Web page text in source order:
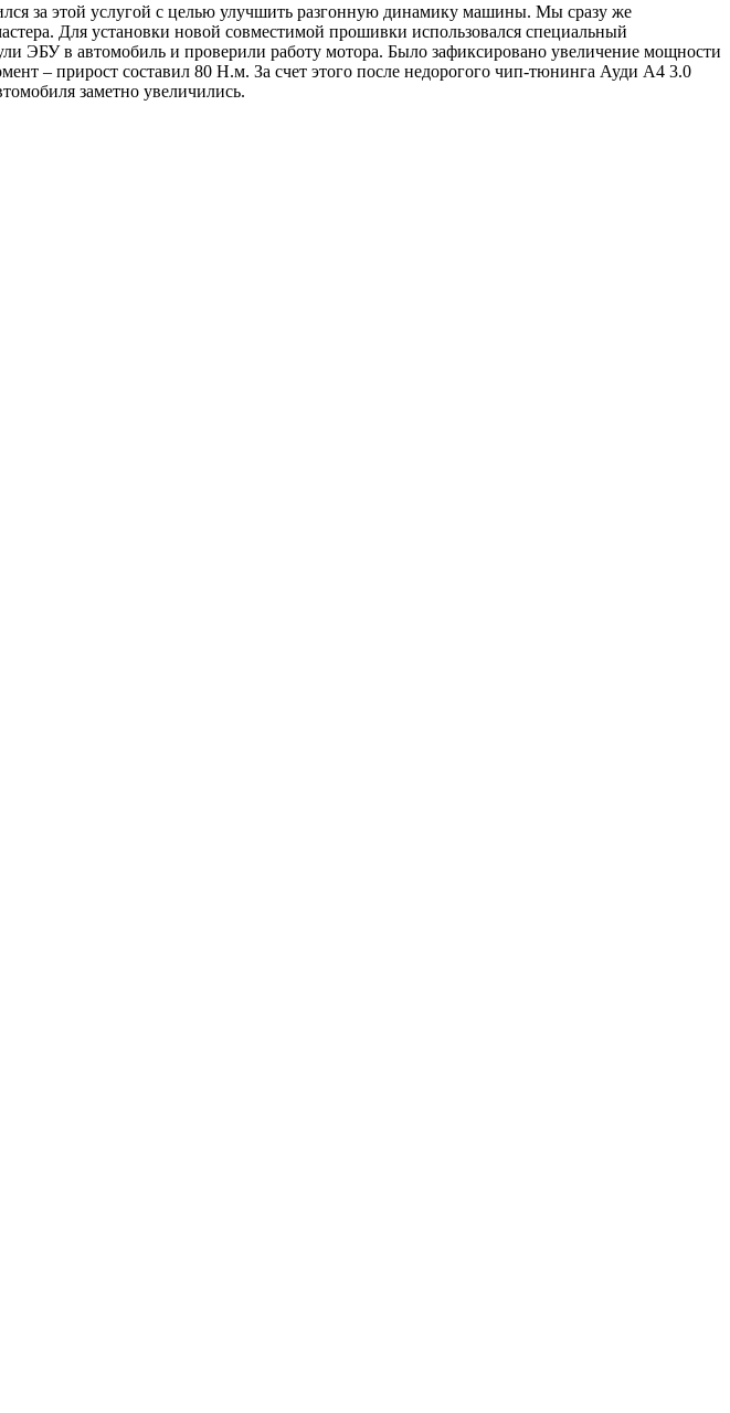
за этой услугой с целью улучшить разгонную динамику машины. Мы сразу же
Для установки новой совместимой прошивки использовался специальный
в автомобиль и проверили работу мотора. Было зафиксировано увеличение мощности
– прирост составил 80 Н.м. За счет этого после недорогого чип-тюнинга Ауди А4 3.0
заметно увеличились.